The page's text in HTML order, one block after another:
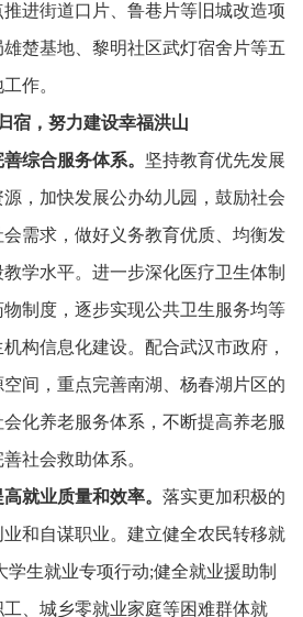
进街道口片、 鲁巷片等旧城改造项
楚基地、 黎明社区武灯宿舍片等五
作。
宿，努力建设幸福洪山
善综合服务体系。 坚持教育优先发展
， 加快发展公办幼儿园， 鼓励社会
需求， 做好义务教育优质、 均衡发
学水平。 进一步深化医疗卫生体制
制度， 逐步实现公共卫生服务均等
构信息化建设。 配合武汉市政府，
间， 重点完善南湖、 杨春湖片区的
化养老服务体系， 不断提高养老服
社会救助体系。
高就业质量和效率。 落实更加积极的
和自谋职业。 建立健全农民转移就
学生就业专项行动;健全就业援助制
、 城乡零就业家庭等困难群体就